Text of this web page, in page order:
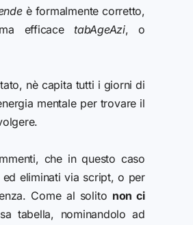
è formalmente corretto,
efficacetabAgeAzi, o
nè capita tutti i giorni di
mentale per trovare il
che in questo caso
eliminati via script, o per
Come al solito non ci
tabella, nominandolo ad